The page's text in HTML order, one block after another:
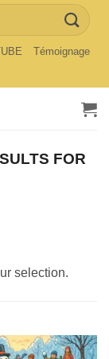
Témoignage
FOR
selection.